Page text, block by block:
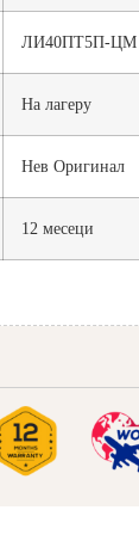
ЛИ40ПТ5П-ЦМ
На лагеру
Нев Оригинал
12 месеци